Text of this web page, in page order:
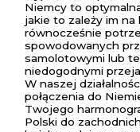
Niemcy to
jakie to zależy im
równocześnie
spowodowanych
samolotowymi lub
niedogodnymi
W naszej
połączenia do
Twojego
Polski do